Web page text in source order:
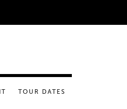
TOUR DATES